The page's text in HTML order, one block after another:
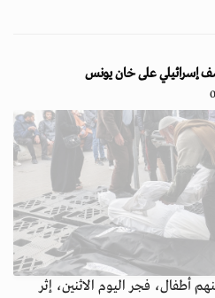
إسرائيلي على خان يونس
أطفال، فجر اليوم الاثنين، إثر